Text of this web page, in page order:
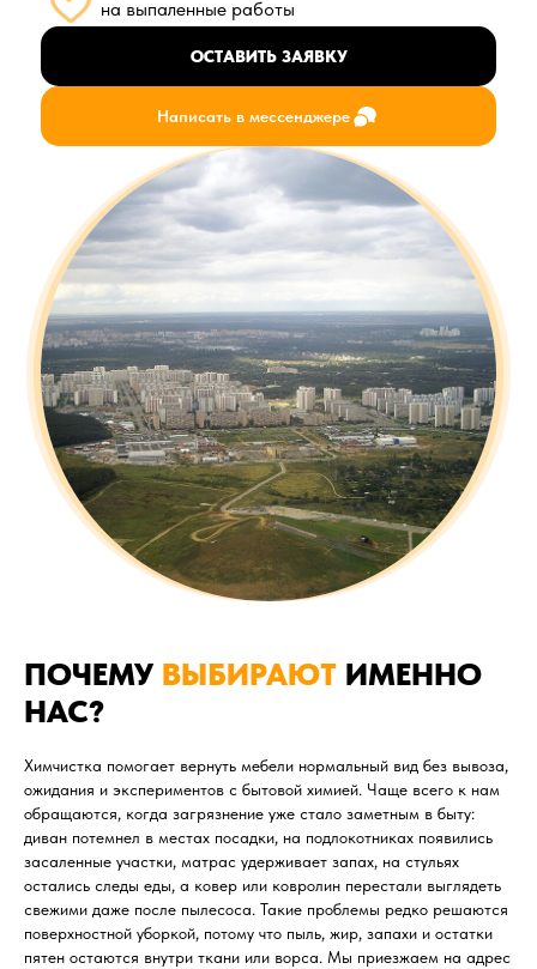
на выпаленные работы
ОСТАВИТЬ ЗАЯВКУ
Написать в мессенджере
ПОЧЕМУ ВЫБИРАЮТ ИМЕННО
НАС?
Химчистка помогает вернуть мебели нормальный вид без вывоза,
ожидания и экспериментов с бытовой химией. Чаще всего к нам
обращаются, когда загрязнение уже стало заметным в быту:
диван потемнел в местах посадки, на подлокотниках появились
засаленные участки, матрас удерживает запах, на стульях
остались следы еды, а ковер или ковролин перестали выглядеть
свежими даже после пылесоса. Такие проблемы редко решаются
поверхностной уборкой, потому что пыль, жир, запахи и остатки
пятен остаются внутри ткани или ворса. Мы приезжаем на адрес